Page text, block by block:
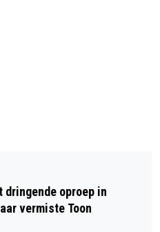
MAAR
VERWACHT
DAG 1
dringende oproep in
vermiste Toon